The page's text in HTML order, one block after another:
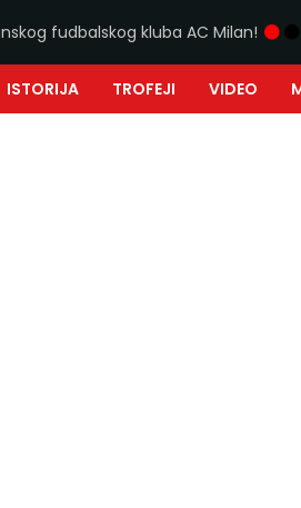
fudbalskog kluba AC Milan!
ISTORIJA TROFEJI VIDEO